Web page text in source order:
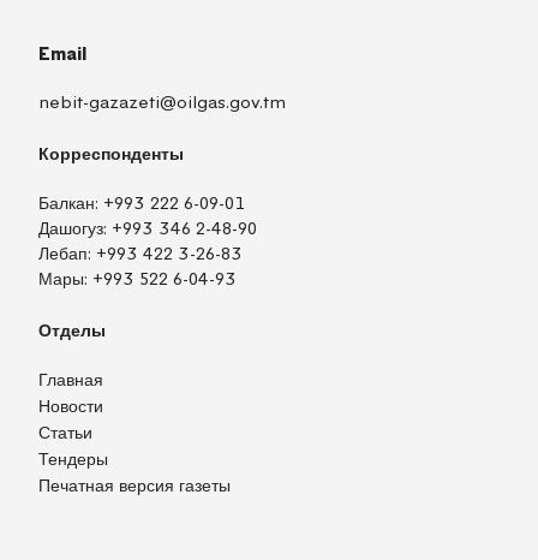
Email
nebit-gazazeti@oilgas.gov.tm
Корреспонденты
Балкан: +993 222 6-09-01
Дашогуз: +993 346 2-48-90
Лебап: +993 422 3-26-83
Мары: +993 522 6-04-93
Отделы
Главная
Новости
Статьи
Тендеры
Печатная версия газеты